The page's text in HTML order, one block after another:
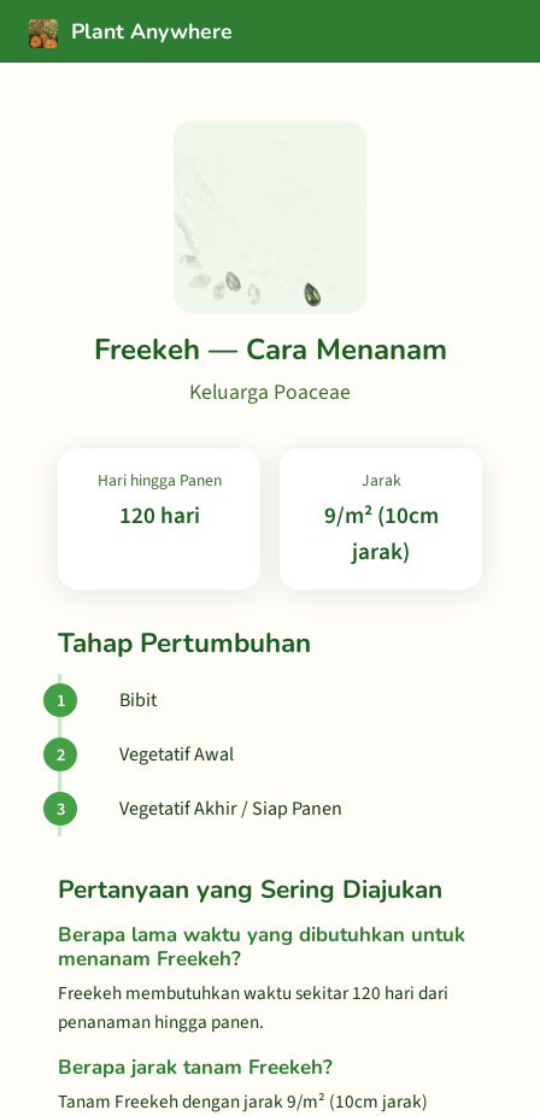
Plant Anywhere
Freekeh — Cara Menanam
Keluarga Poaceae
Hari hingga Panen
120 hari
Jarak
9/m² (10cm
jarak)
Tahap Pertumbuhan
Bibit
Vegetatif Awal
Vegetatif Akhir / Siap Panen
Pertanyaan yang Sering Diajukan
Berapa lama waktu yang dibutuhkan untuk
menanam Freekeh?
Freekeh membutuhkan waktu sekitar 120 hari dari
penanaman hingga panen.
Berapa jarak tanam Freekeh?
Tanam Freekeh dengan jarak 9/m² (10cm jarak)